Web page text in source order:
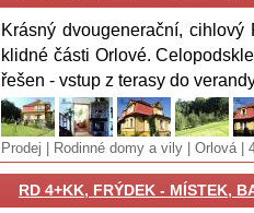
Krásný dvougenerační,
klidné části Orlové.
řešen - vstup z terasy do
Prodej | Rodinné domy a vily | Orlová |
RD 4+KK, FRÝDEK - MÍSTEK,